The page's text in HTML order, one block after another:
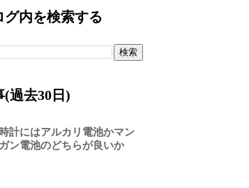
グ内を検索する
(過去30日)
時計にはアルカリ電池かマン
ガン電池のどちらが良いか